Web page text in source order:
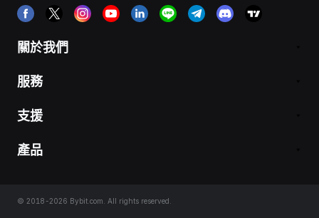
關於我們
服務
支援
產品
© 2018-2026 Bybit.com. All rights reserved.